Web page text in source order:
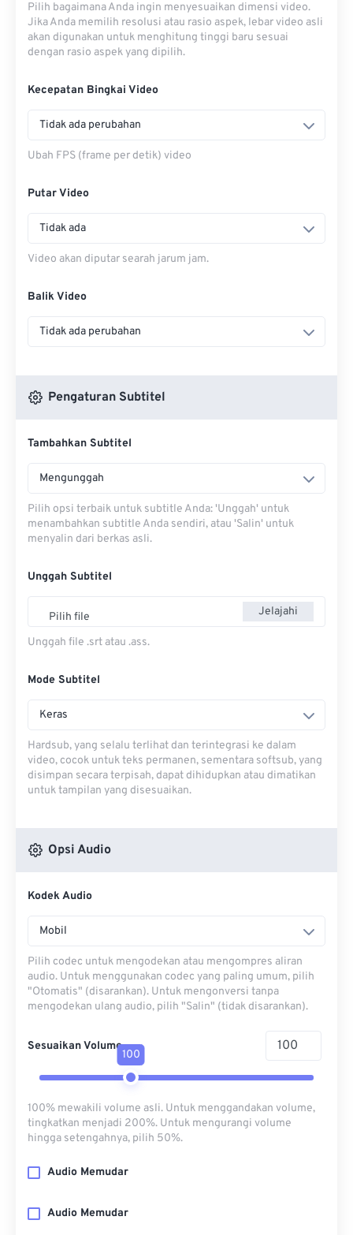
Pilih bagaimana Anda ingin menyesuaikan dimensi video.
Jika Anda memilih resolusi atau rasio aspek, lebar video asli
akan digunakan untuk menghitung tinggi baru sesuai
dengan rasio aspek yang dipilih.
Kecepatan Bingkai Video
Tidak ada perubahan
Ubah FPS (frame per detik) video
Putar Video
Tidak ada
Video akan diputar searah jarum jam.
Balik Video
Tidak ada perubahan
Pengaturan Subtitel
Tambahkan Subtitel
Mengunggah
Pilih opsi terbaik untuk subtitle Anda: 'Unggah' untuk
menambahkan subtitle Anda sendiri, atau 'Salin' untuk
menyalin dari berkas asli.
Unggah Subtitel
Pilih file Jelajahi
Unggah file .srt atau .ass.
Mode Subtitel
Keras
Hardsub, yang selalu terlihat dan terintegrasi ke dalam
video, cocok untuk teks permanen, sementara softsub, yang
disimpan secara terpisah, dapat dihidupkan atau dimatikan
untuk tampilan yang disesuaikan.
Opsi Audio
Kodek Audio
Mobil
Pilih codec untuk mengodekan atau mengompres aliran
audio. Untuk menggunakan codec yang paling umum, pilih
"Otomatis" (disarankan). Untuk mengonversi tanpa
mengodekan ulang audio, pilih "Salin" (tidak disarankan).
Sesuaikan Volume
100
100% mewakili volume asli. Untuk menggandakan volume,
tingkatkan menjadi 200%. Untuk mengurangi volume
hingga setengahnya, pilih 50%.
Audio Memudar
Audio Memudar